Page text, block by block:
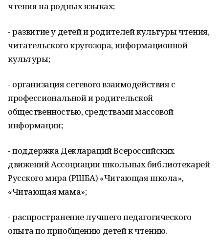
чтения на родных языках;
- развитие у детей и родителей культуры чтения,
читательского кругозора, информационной
культуры;
- организация сетевого взаимодействия с
профессиональной и родительской
общественностью, средствами массовой
информации;
- поддержка Деклараций Всероссийских
движений Ассоциации школьных библиотекарей
Русского мира (РШБА) «Читающая школа»,
«Читающая мама»;
- распространение лучшего педагогического
опыта по приобщению детей к чтению.